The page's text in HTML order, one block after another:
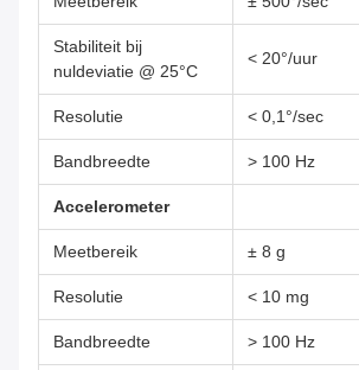
Stabiliteit bij
nuldeviatie @ 25°C
< 20°/uur
Resolutie < 0,1°/sec
Bandbreedte > 100 Hz
Accelerometer
Meetbereik ± 8 g
Resolutie < 10 mg
Bandbreedte > 100 Hz